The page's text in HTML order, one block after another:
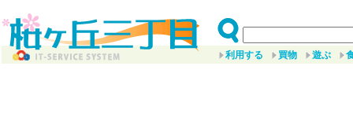
利用する 買物 遊ぶ